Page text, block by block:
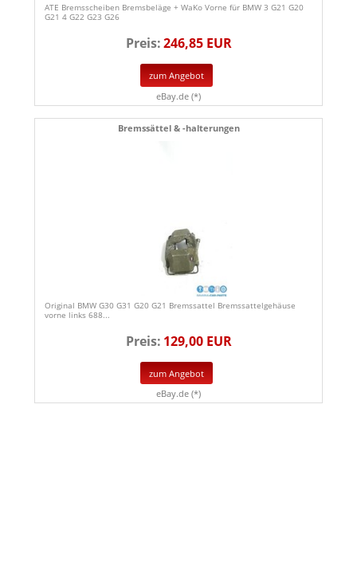
ATE Bremsscheiben Bremsbeläge + WaKo Vorne für BMW 3 G21 G20
G21 4 G22 G23 G26
Preis:246,85 EUR
zum Angebot
eBay.de (*)
Bremssättel & -halterungen
Original BMW G30 G31 G20 G21 Bremssattel Bremssattelgehäuse
vorne links 688...
Preis: 129,00 EUR
zum Angebot
eBay.de (*)